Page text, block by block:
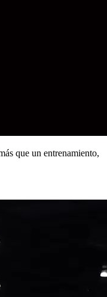
que un entrenamiento,